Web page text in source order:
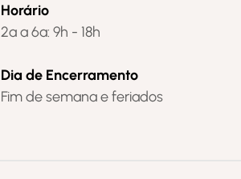
Horário
2ª a 6ª: 9h - 18h
Dia de Encerramento
Fim de semana e feriados